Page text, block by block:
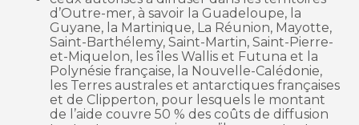
d’Outre-mer, à savoir la Guadeloupe, la
Guyane, la Martinique, La Réunion, Mayotte,
Saint-Barthélemy, Saint-Martin, Saint-Pierre-
et-Miquelon, les îles Wallis et Futuna et la
Polynésie française, la Nouvelle-Calédonie,
les Terres australes et antarctiques françaises
et de Clipperton, pour lesquels le montant
de l’aide couvre 50 % des coûts de diffusion